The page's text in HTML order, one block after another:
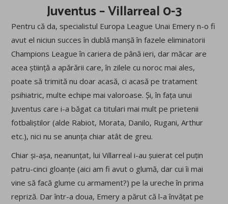
Juventus – Villarreal 0-3
Pentru că da, specialistul Europa League Unai Emery n-o fi
avut el niciun succes în dublă manșă în fazele eliminatorii
Champions League în cariera de până ieri, dar măcar are
acea știință a apărării care, în zilele cu noroc mai ales,
poate să trimită nu doar acasă, ci acasă pe tratament
psihiatric, multe echipe mai valoroase. Și, în fața unui
Juventus care i-a băgat ca titulari mai mult pe prietenii
fotbaliștilor (alde Rabiot, Morata, Danilo, Rugani, Arthur
etc.), nici nu se anunța chiar atât de greu.
Chiar și-așa, neanunțat, lui Villarreal i-au șuierat cel puțin
patru-cinci gloanțe (aici am fi avut o glumă, dar cui îi mai
vine să facă glume cu armament?) pe la ureche în prima
repriză. Dar într-a doua, Emery a părut că l-a învățat pe